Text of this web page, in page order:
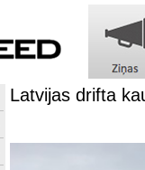
Latvijas drifta